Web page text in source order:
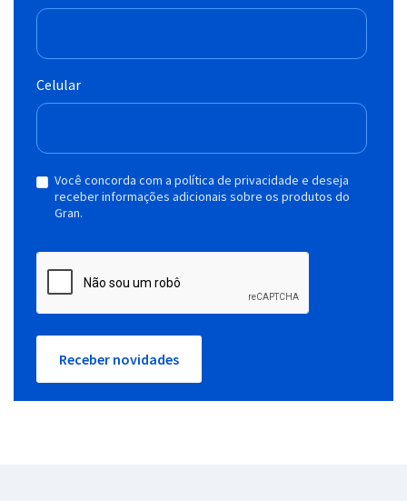
Celular
Você concorda com a política de privacidade e deseja
receber informações adicionais sobre os produtos do
Gran.
Receber novidades